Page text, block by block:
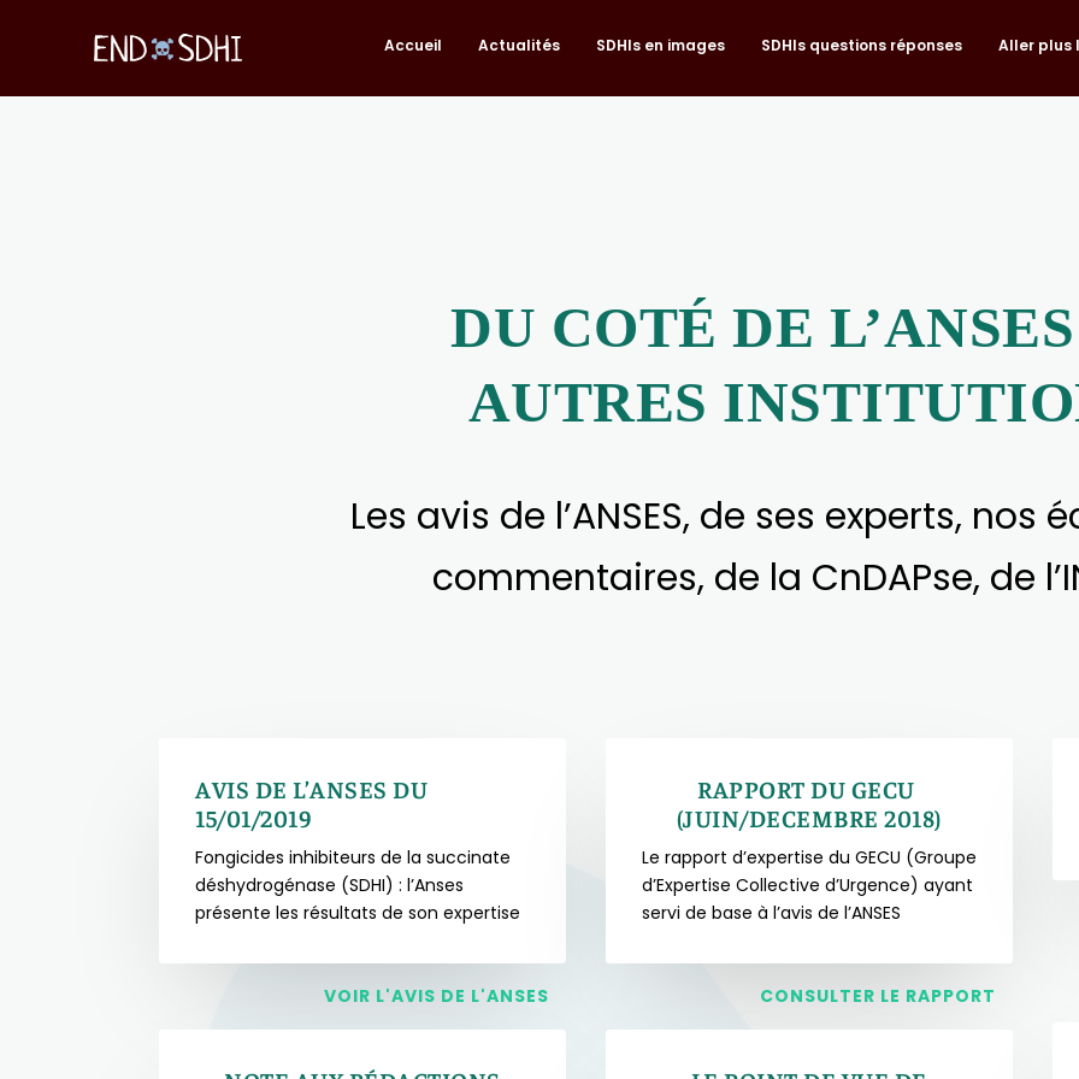
Accueil Actualités SDHIs en images SDHIs questions réponses Aller plus
DU COTÉ DE
AUTRES
Les avis de l’ANSES, de ses experts, nos
commentaires, de la CnDAPse, de
AVIS DE L’ANSES DU
15/01/2019
Fongicides inhibiteurs de la succinate
déshydrogénase (SDHI) : l’Anses
présente les résultats de son expertise
VOIR L'AVIS DE L'ANSES
RAPPORT DU GECU
(JUIN/DECEMBRE 2018)
Le rapport d’expertise du GECU (Groupe
d’Expertise Collective d’Urgence) ayant
servi de base à l’avis de l’ANSES
CONSULTER LE RAPPORT